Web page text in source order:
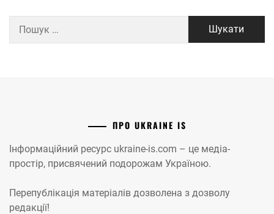
ПРО UKRAINE IS
Інформаційний ресурс ukraine-is.com – це медіа-
простір, присвячений подорожам Україною.
Перепублікація матеріалів дозволена з дозволу
редакції!